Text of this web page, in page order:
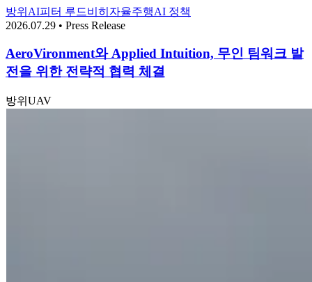
방위 AI피터 루드비히 자율주행AI 정책
2026.07.29 • Press Release
AeroVironment와 Applied Intuition, 무인 팀워크 발
전을 위한 전략적 협력 체결
방위 UAV